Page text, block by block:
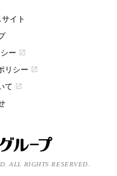
イト
ー
open_in_new
リシー open_in_new
て open_in_new
ALL RIGHTS RESERVED.